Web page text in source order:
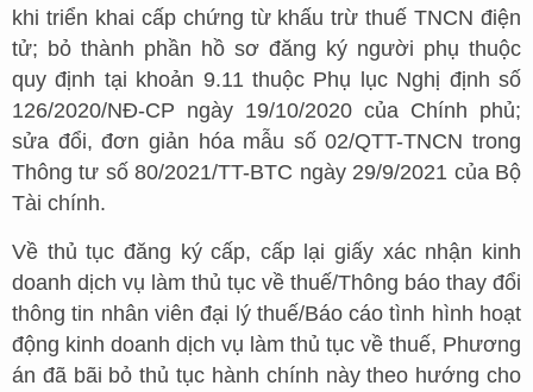
khi triển khai cấp chứng từ khấu trừ thuế TNCN điện
tử; bỏ thành phần hồ sơ đăng ký người phụ thuộc
quy định tại khoản 9.11 thuộc Phụ lục Nghị định số
126/2020/NĐ-CP ngày 19/10/2020 của Chính phủ;
sửa đổi, đơn giản hóa mẫu số 02/QTT-TNCN trong
Thông tư số 80/2021/TT-BTC ngày 29/9/2021 của Bộ
Tài chính.
Về thủ tục đăng ký cấp, cấp lại giấy xác nhận kinh
doanh dịch vụ làm thủ tục về thuế/Thông báo thay đổi
thông tin nhân viên đại lý thuế/Báo cáo tình hình hoạt
động kinh doanh dịch vụ làm thủ tục về thuế, Phương
án đã bãi bỏ thủ tục hành chính này theo hướng cho